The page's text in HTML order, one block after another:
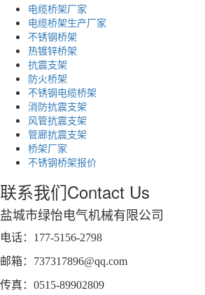
电缆桥架厂家
电缆桥架生产厂家
不锈钢桥架
热镀锌桥架
抗震支架
防火桥架
不锈钢电缆桥架
消防抗震支架
风管抗震支架
管廊抗震支架
桥架厂家
不锈钢桥架报价
联系我们Contact Us
盐城市绿怡电气机械有限公司
电话：177-5156-2798
邮箱：737317896@qq.com
传真：0515-89902809